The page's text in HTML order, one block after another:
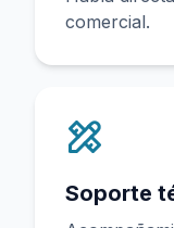
comercial.
Soporte